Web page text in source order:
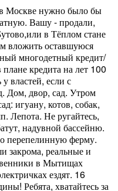
Москве нужно было бы
Вашу - продали,
в Тёплом стане
вложить оставшуюся
многодетный кредит/
кредита на лет 100
властей, если с
Дом, двор, сад. Утром
игуану, котов, собак,
Лепота. Не ругайтесь,
надувной бассейню.
перепелинную ферму.
закрома, реальные и
в Мытищах
ездят. 16
Ребята, хватайтесь за